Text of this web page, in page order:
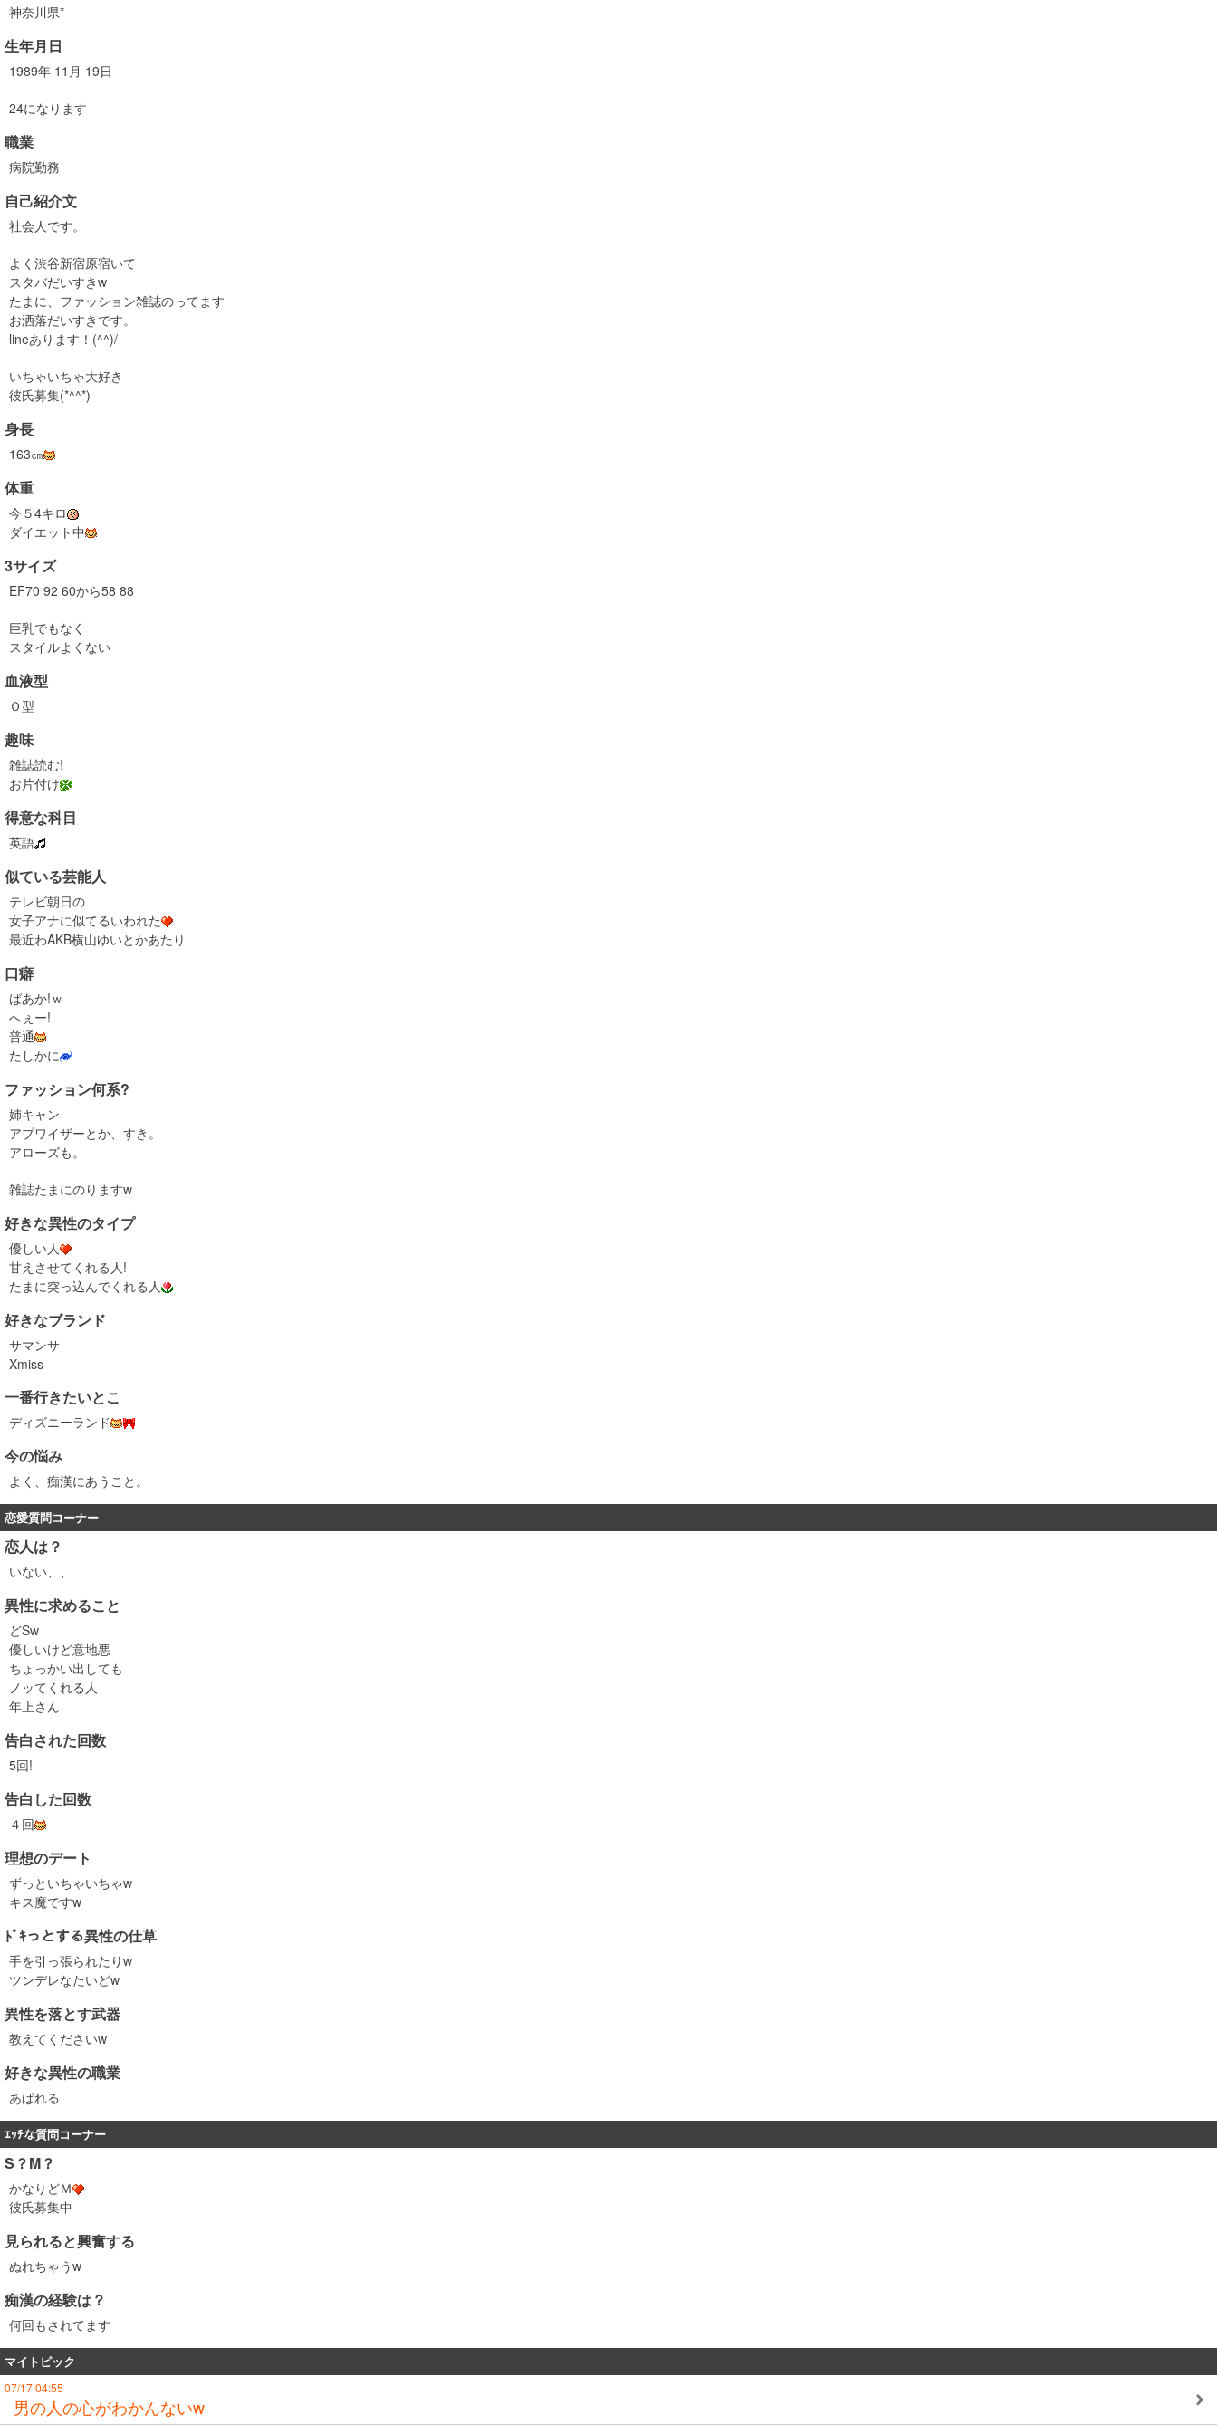
神奈川県*
生年月日
1989年 11月 19日
24になります
職業
病院勤務
自己紹介文
社会人です。
よく渋谷新宿原宿いて
スタバだいすきw
たまに、ファッション雑誌のってます
お洒落だいすきです。
lineあります！(^^)/
いちゃいちゃ大好き
彼氏募集(*^^*)
身長
163㎝
体重
今５4キロ
ダイエット中
3サイズ
EF70 92 60から58 88
巨乳でもなく
スタイルよくない
血液型
Ｏ型
趣味
雑誌読む!
お片付け
得意な科目
英語
似ている芸能人
テレビ朝日の
女子アナに似てるいわれた
最近わAKB横山ゆいとかあたり
口癖
ばあか!ｗ
へぇー!
普通
たしかに
ファッション何系?
姉キャン
アプワイザーとか、すき。
アローズも。
雑誌たまにのりますw
好きな異性のタイプ
優しい人
甘えさせてくれる人!
たまに突っ込んでくれる人
好きなブランド
サマンサ
Xmiss
一番行きたいとこ
ディズニーランド
今の悩み
よく、痴漢にあうこと。
恋愛質問コーナー
恋人は？
いない、、
異性に求めること
どSw
優しいけど意地悪
ちょっかい出しても
ノッてくれる人
年上さん
告白された回数
5回!
告白した回数
４回
理想のデート
ずっといちゃいちゃw
キス魔ですw
ﾄﾞｷっとする異性の仕草
手を引っ張られたりw
ツンデレなたいどw
異性を落とす武器
教えてくださいw
好きな異性の職業
あぱれる
ｴｯﾁな質問コーナー
S？M？
かなりどＭ
彼氏募集中
見られると興奮する
ぬれちゃうw
痴漢の経験は？
何回もされてます
マイトピック
07/17 04:55
男の人の心がわかんないw